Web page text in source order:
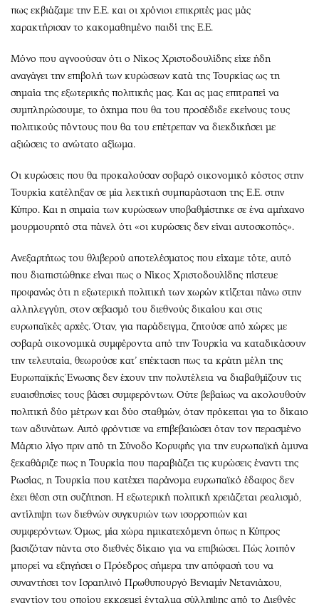
Κόσμος
Παράξενα
Πολιτισμός
Σινεμά
Θέατρο-Χορός
Μουσική
Εικαστικά
Χειρόγραφα
Έξοδος
Media
Εκπομπές
Wine routes
Podcasts
Uncut
Προσφορές
Επιστολές
πως εκβιάζαμε την Ε.Ε. και οι χρόνιοι επικριτές μας μάς
χαρακτήρισαν το κακομαθημένο παιδί της Ε.Ε.
Μόνο που αγνοούσαν ότι ο Νίκος Χριστοδουλίδης είχε ήδη
αναγάγει την επιβολή των κυρώσεων κατά της Τουρκίας ως τη
σημαία της εξωτερικής πολιτικής μας. Και ας μας επιτραπεί να
συμπληρώσουμε, το όχημα που θα του προσέδιδε εκείνους τους
πολιτικούς πόντους που θα του επέτρεπαν να διεκδικήσει με
αξιώσεις το ανώτατο αξίωμα.
Οι κυρώσεις που θα προκαλούσαν σοβαρό οικονομικό κόστος στην
Τουρκία κατέληξαν σε μία λεκτική συμπαράσταση της Ε.Ε. στην
Κύπρο. Και η σημαία των κυρώσεων υποβαθμίστηκε σε ένα αμήχανο
μουρμουρητό στα πάνελ ότι «οι κυρώσεις δεν είναι αυτοσκοπός».
Ανεξαρτήτως του θλιβερού αποτελέσματος που είχαμε τότε, αυτό
που διαπιστώθηκε είναι πως ο Νίκος Χριστοδουλίδης πίστευε
προφανώς ότι η εξωτερική πολιτική των χωρών κτίζεται πάνω στην
αλληλεγγύη, στον σεβασμό του διεθνούς δικαίου και στις
ευρωπαϊκές αρχές. Όταν, για παράδειγμα, ζητούσε από χώρες με
σοβαρά οικονομικά συμφέροντα από την Τουρκία να καταδικάσουν
την τελευταία, θεωρούσε κατ’ επέκταση πως τα κράτη μέλη της
Ευρωπαϊκής Ένωσης δεν έχουν την πολυτέλεια να διαβαθμίζουν τις
ευαισθησίες τους βάσει συμφερόντων. Ούτε βεβαίως να ακολουθούν
πολιτική δύο μέτρων και δύο σταθμών, όταν πρόκειται για το δίκαιο
των αδυνάτων. Αυτό φρόντισε να επιβεβαιώσει όταν τον περασμένο
Μάρτιο λίγο πριν από τη Σύνοδο Κορυφής για την ευρωπαϊκή άμυνα
ξεκαθάριζε πως η Τουρκία που παραβιάζει τις κυρώσεις έναντι της
Ρωσίας, η Τουρκία που κατέχει παράνομα ευρωπαϊκό έδαφος δεν
έχει θέση στη συζήτηση. Η εξωτερική πολιτική χρειάζεται ρεαλισμό,
αντίληψη των διεθνών συγκυριών των ισορροπιών και
συμφερόντων. Όμως, μία χώρα ημικατεχόμενη όπως η Κύπρος
βασιζόταν πάντα στο διεθνές δίκαιο για να επιβιώσει. Πώς λοιπόν
μπορεί να εξηγήσει ο Πρόεδρος σήμερα την απόφασή του να
συναντήσει τον Ισραηλινό Πρωθυπουργό Βενιαμίν Νετανιάχου,
εναντίον του οποίου εκκρεμεί ένταλμα σύλληψης από το Διεθνές